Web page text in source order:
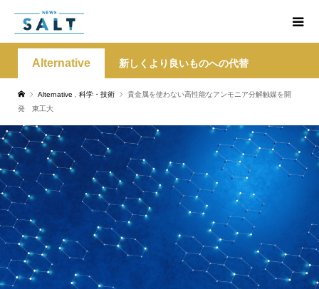
Alternative 新しくより良いものへの代替
Alternative 科学・技術
貴金属を使わない高性能なアンモニア分解触媒を開
発 東工大